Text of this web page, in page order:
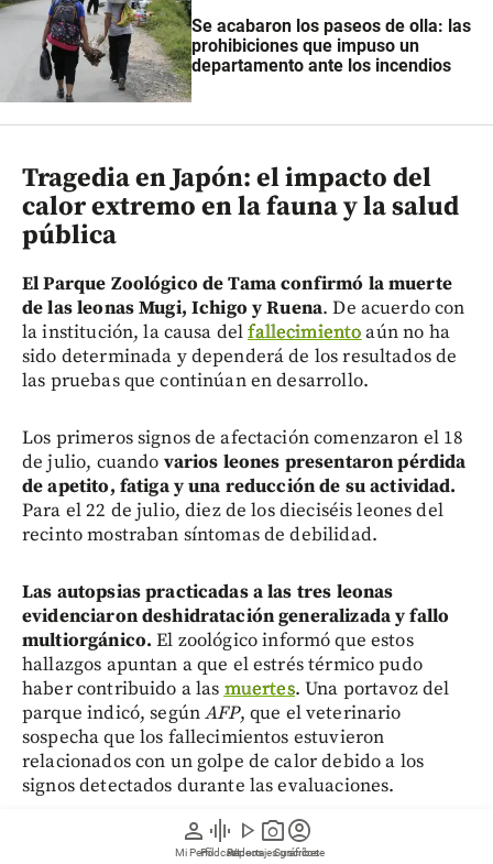
person
Mi Perfil
graphic_eq
Pódcast
play_arrow
Videos
photo_camera
Reportajes gráficos
account_circle
Suscríbete
Se acabaron los paseos de olla: las
prohibiciones que impuso un
departamento ante los incendios
Tragedia en Japón: el impacto del
calor extremo en la fauna y la salud
pública
El Parque Zoológico de Tama confirmó la muerte
de las leonas Mugi, Ichigo y Ruena. De acuerdo con
la institución, la causa delfallecimientoaún no ha
sido determinada y dependerá de los resultados de
las pruebas que continúan en desarrollo.
Los primeros signos de afectación comenzaron el 18
de julio, cuando varios leones presentaron pérdida
de apetito, fatiga y una reducción de su actividad.
Para el 22 de julio, diez de los dieciséis leones del
recinto mostraban síntomas de debilidad.
Las autopsias practicadas a las tres leonas
evidenciaron deshidratación generalizada y fallo
multiorgánico. El zoológico informó que estos
hallazgos apuntan a que el estrés térmico pudo
haber contribuido a las muertes. Una portavoz del
parque indicó, segúnAFP, que el veterinario
sospecha que los fallecimientos estuvieron
relacionados con un golpe de calor debido a los
signos detectados durante las evaluaciones.
Le recomendamos leer:¿Qué es una ola de calor y